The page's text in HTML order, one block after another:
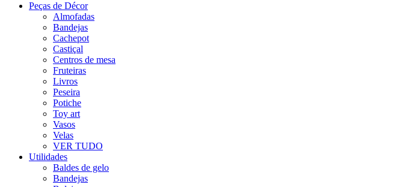
Peças de Décor
Almofadas
Bandejas
Cachepot
Castiçal
Centros de mesa
Fruteiras
Livros
Peseira
Potiche
Toy art
Vasos
Velas
VER TUDO
Utilidades
Baldes de gelo
Bandejas